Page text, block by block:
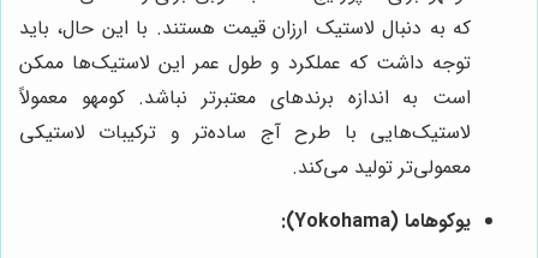
که به دنبال لاستیک ارزان قیمت هستند. با این حال، باید
توجه داشت که عملکرد و طول عمر این لاستیک‌ها ممکن
است به اندازه برندهای معتبرتر نباشد. کومهو معمولاً
لاستیک‌هایی با طرح آج ساده‌تر و ترکیبات لاستیکی
معمولی‌تر تولید می‌کند.
یوکوهاما (Yokohama):